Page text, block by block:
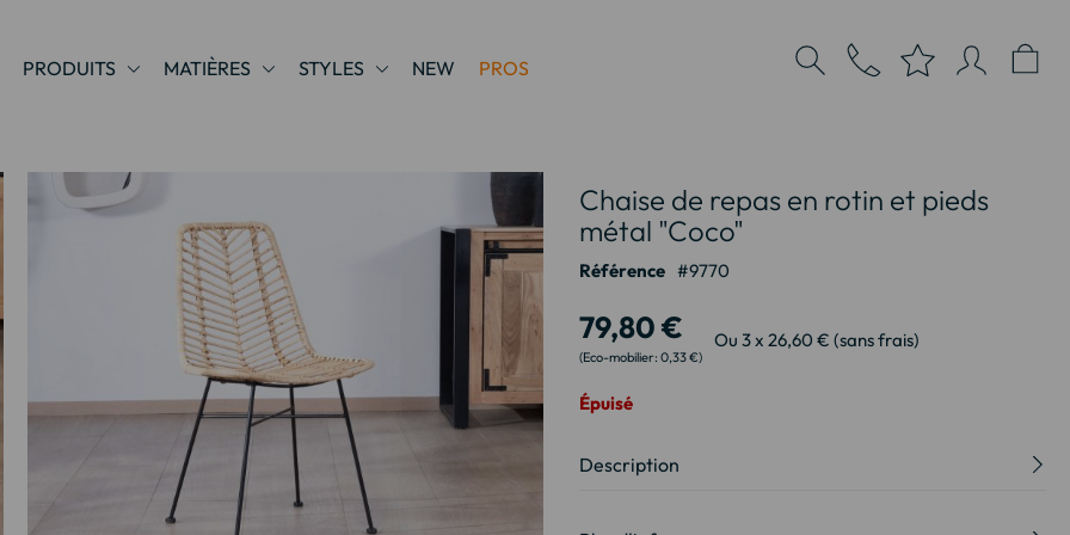
PRODUITS MATIÈRES STYLES NEW PROS
Chaise de repas en rotin et pieds
métal "Coco"
Référence 9770
79,80 €
0,33 €
Ou 3 x 26,60 € (sans frais)
Épuisé
Description